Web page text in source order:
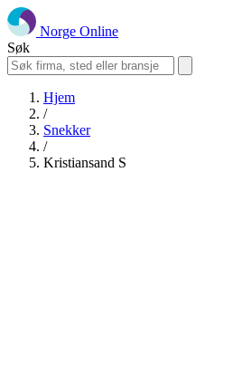
Norge Online
Søk
Hjem
/
Snekker
/
Kristiansand S